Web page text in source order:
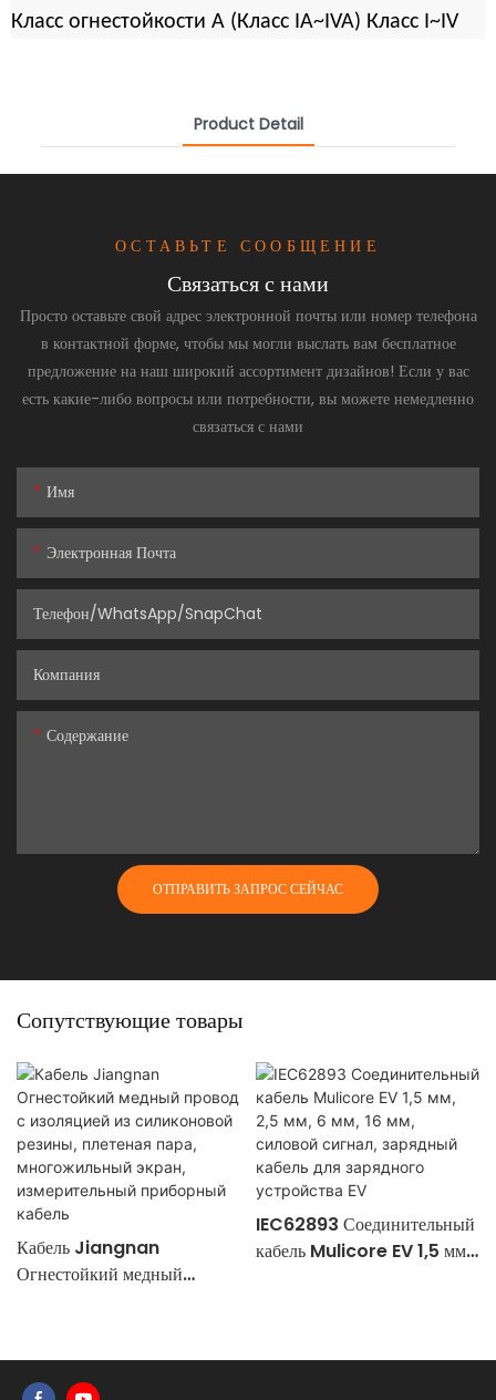
Класс огнестойкости A (Класс IA~IVA) Класс I~IV
Product Detail
ОСТАВЬТЕ СООБЩЕНИЕ
Связаться с нами
Просто оставьте свой адрес электронной почты или номер телефона
в контактной форме, чтобы мы могли выслать вам бесплатное
предложение на наш широкий ассортимент дизайнов! Если у вас
есть какие-либо вопросы или потребности, вы можете немедленно
связаться с нами
Имя
Электронная Почта
Телефон/WhatsApp/SnapChat
Компания
Содержание
ОТПРАВИТЬ ЗАПРОС СЕЙЧАС
Сопутствующие товары
Кабель Jiangnan
Огнестойкий медный
плетеная пара,
многожильный экран,
IEC62893 Соединительный
кабель Mulicore EV 1,5 мм,
устройства EV